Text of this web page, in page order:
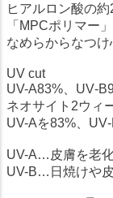
ヒアルロン酸の
「MPCポリマー
なめらからなつけ
UV cut
UV-A83%、
ネオサイト2ウィ
UV-Aを83%、
UV-A…皮膚を老
UV-B…日焼けや